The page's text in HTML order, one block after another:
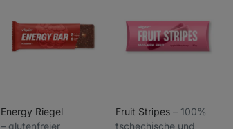
Energy Riegel
⁠–⁠ glutenfreier
Fruit Stripes ⁠–⁠ 100%
tschechische und